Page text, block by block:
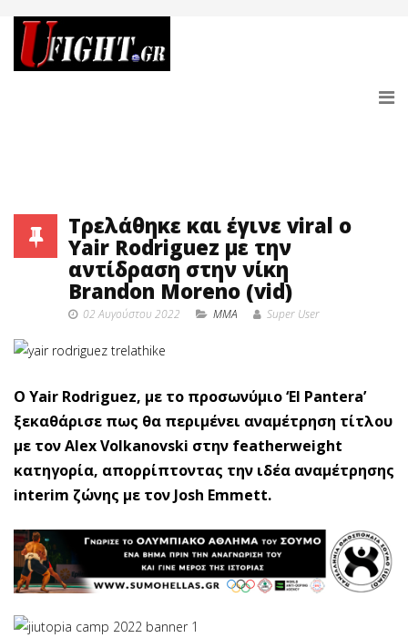
Τρελάθηκε και έγινε viral ο
Yair Rodriguez με την
αντίδραση στην νίκη
Brandon Moreno (vid)
02 Αυγούστου 2022 MMA Super User
O Yair Rodriguez, με το προσωνύμιο ‘El Pantera’
ξεκαθάρισε πως θα περιμένει αναμέτρηση τίτλου
με τον Alex Volkanovski στην featherweight
κατηγορία, απορρίπτοντας την ιδέα αναμέτρησης
interim ζώνης με τον Josh Emmett.